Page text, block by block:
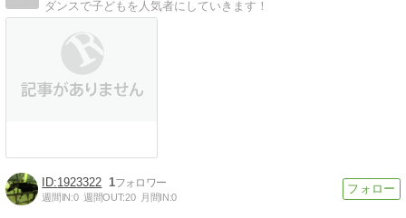
ダンスで子どもを人気者にしていきます！
1923322 1
週間IN:0 週間OUT:20 月間IN:0